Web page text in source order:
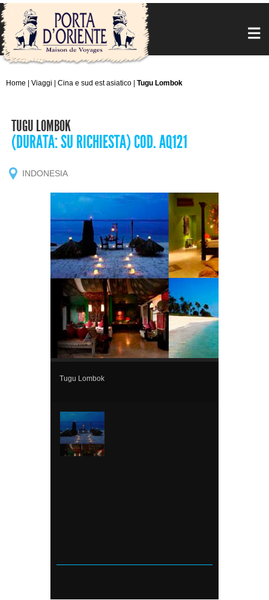
Home Viaggi Cina e sud est asiatico Tugu Lombok
TUGU LOMBOK
(DURATA: SU RICHIESTA) COD. AQ121
INDONESIA
Tugu Lombok